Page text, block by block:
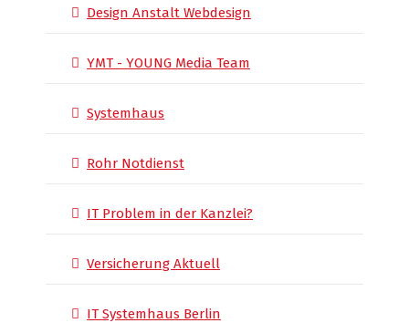
Design Anstalt Webdesign
YMT - YOUNG Media Team
Systemhaus
Rohr Notdienst
IT Problem in der Kanzlei?
Versicherung Aktuell
IT Systemhaus Berlin